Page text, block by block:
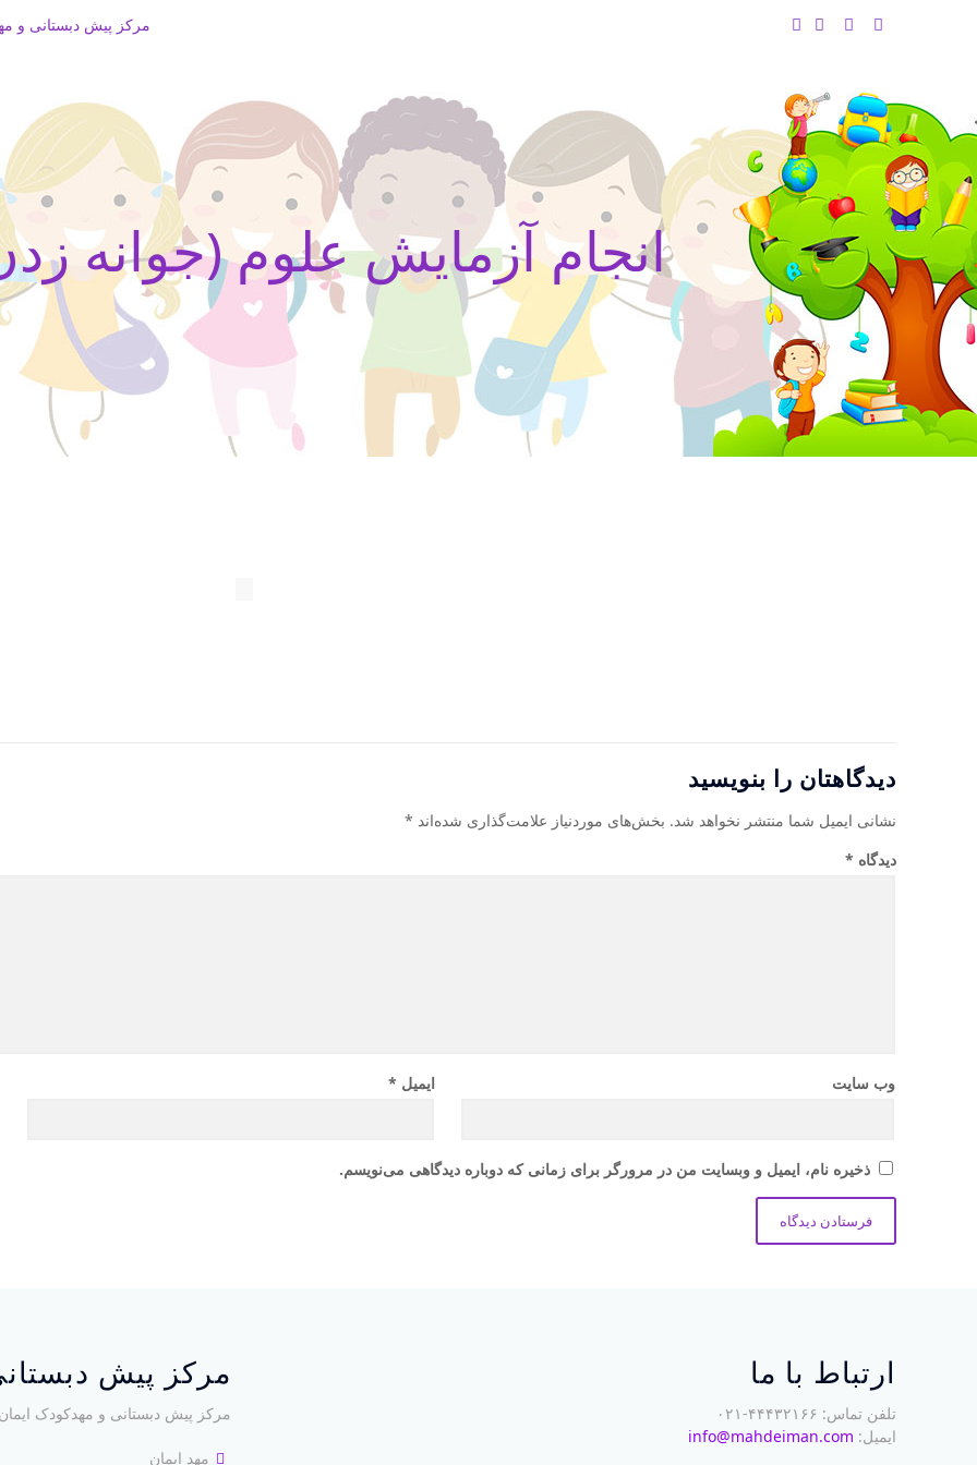
مرکز پیش دبستانی و
انجام آزمایش علوم (جوانه
دیدگاهتان را بنویسید
نشانی ایمیل شما منتشر نخواهد شد. بخش‌های موردنیاز علامت‌گذاری شده‌اند *
دیدگاه *
ایمیل * وب‌ سایت
ذخیره نام، ایمیل و وبسایت من در مرورگر برای زمانی که دوباره دیدگاهی می‌نویسم.
مرکز پیش
مرکز پیش دبستانی و مهدکودک
مهد ایمان
ارتباط با ما
تلفن تماس: ۴۴۴۳۲۱۶۶-۰۲۱
ایمیل: info@mahdeiman.com